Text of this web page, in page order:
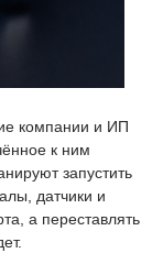
компании и ИП
к ним
запустить
датчики и
а переставлять